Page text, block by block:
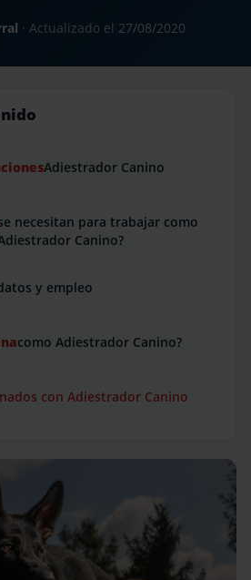
· Actualizado el 27/08/2020
Adiestrador Canino
necesitan para trabajar como
Canino?
y empleo
como Adiestrador Canino?
con Adiestrador Canino